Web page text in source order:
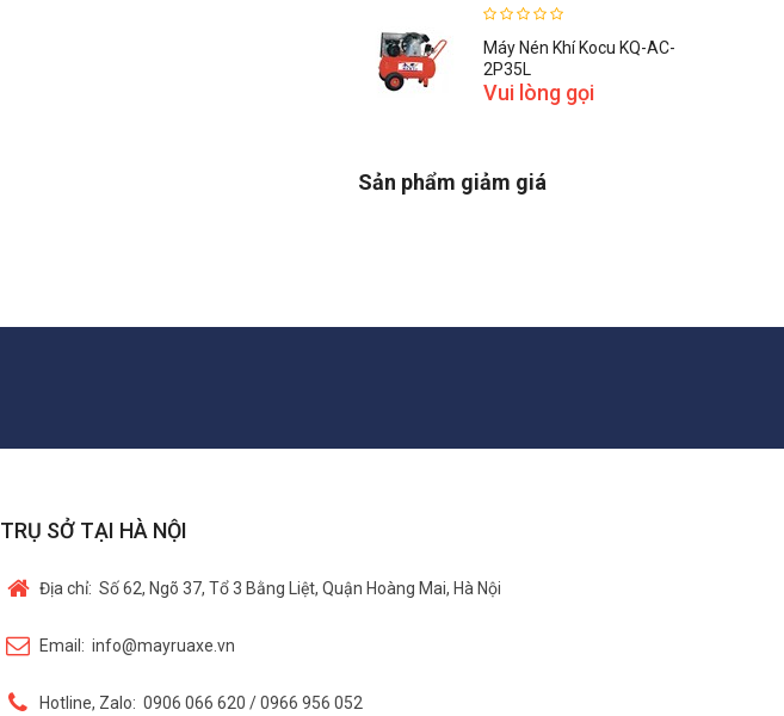
Máy Nén Khí Kocu KQ-AC-
2P35L
Vui lòng gọi
Sản phẩm giảm giá
TRỤ SỞ TẠI HÀ NỘI
Địa chỉ: Số 62, Ngõ 37, Tổ 3 Bằng Liệt, Quận Hoàng Mai, Hà Nội
Email: info@mayruaxe.vn
Hotline, Zalo: 0906 066 620 / 0966 956 052